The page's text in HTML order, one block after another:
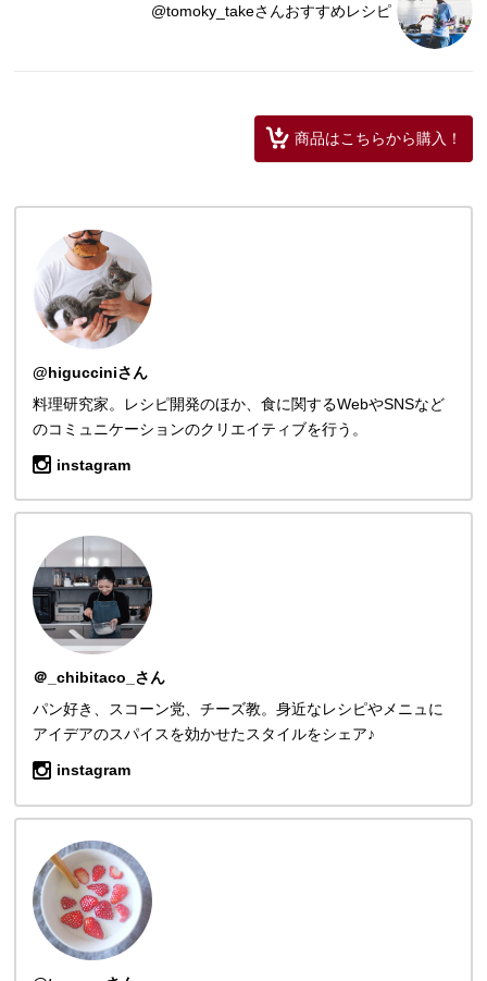
@tomoky_takeさんおすすめレシピ
商品はこちらから購入！
@higucciniさん
料理研究家。レシピ開発のほか、食に関するWebやSNSなど
のコミュニケーションのクリエイティブを行う。
instagram
＠_chibitaco_さん
パン好き、スコーン党、チーズ教。身近なレシピやメニュに
アイデアのスパイスを効かせたスタイルをシェア♪
instagram